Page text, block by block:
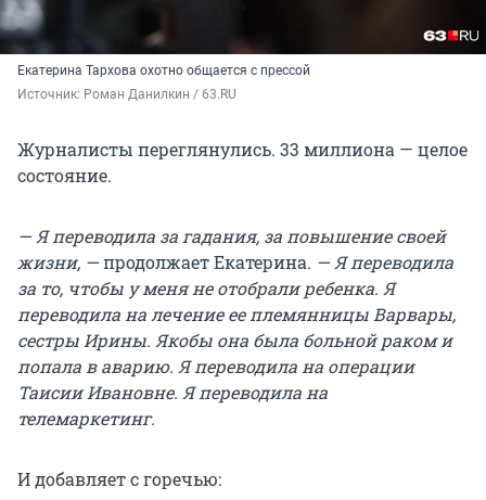
Екатерина Тархова охотно общается с прессой
Источник: Роман Данилкин / 63.RU
Журналисты переглянулись. 33 миллиона — целое
состояние.
— Я переводила за гадания, за повышение своей
жизни, —продолжает Екатерина. — Я переводила
за то, чтобы у меня не отобрали ребенка. Я
переводила на лечение ее племянницы Варвары,
сестры Ирины. Якобы она была больной раком и
попала в аварию. Я переводила на операции
Таисии Ивановне. Я переводила на
телемаркетинг.
И добавляет с горечью: